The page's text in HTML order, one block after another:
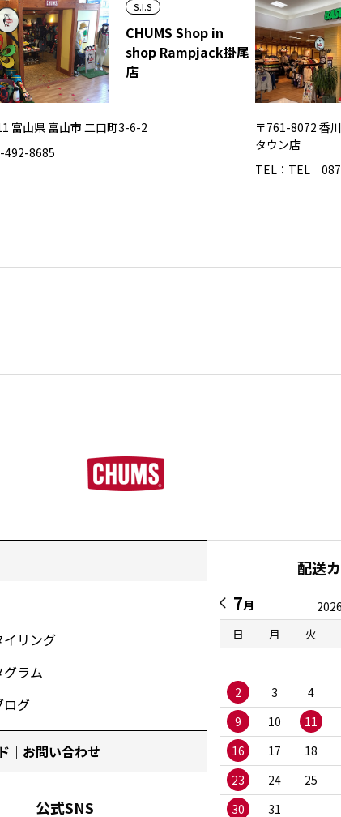
S.I.S
CHUMS Shop in
shop Rampjack掛尾
店
富山県 富山市 二口町3-6-2
492-8685
〒761-8072 香
タウン店
TEL：TEL
イリング
ラム
ログ
｜お問い合わせ
公式SNS
配送
7月
日
月 火
2
3 4
9
10 11
16
17 18
23
24 25
30
31